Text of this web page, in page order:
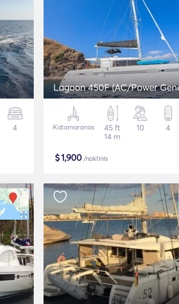
4
Lagoon 450F (AC/Power
Katamaranas
45 ft
14 m
10 4
$1,900 /naktinis